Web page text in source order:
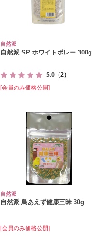
自然派
自然派 SP ホワイトボレー 300g
5.0 （2）
[会員のみ価格公開]
自然派
自然派 鳥あえず健康三昧 30g
[会員のみ価格公開]